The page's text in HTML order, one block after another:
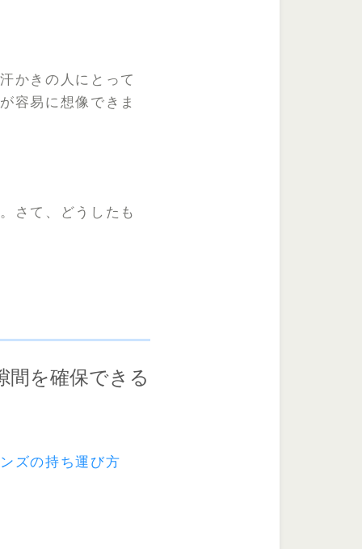
かきの人にとって
容易に想像できま
さて、どうしたも
を確保できる
ズの持ち運び方